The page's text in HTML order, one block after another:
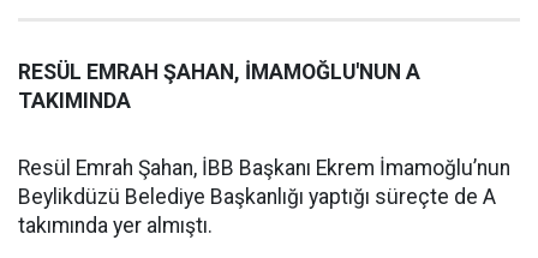
RESÜL EMRAH ŞAHAN, İMAMOĞLU'NUN A
TAKIMINDA
Resül Emrah Şahan, İBB Başkanı Ekrem İmamoğlu’nun
Beylikdüzü Belediye Başkanlığı yaptığı süreçte de A
takımında yer almıştı.